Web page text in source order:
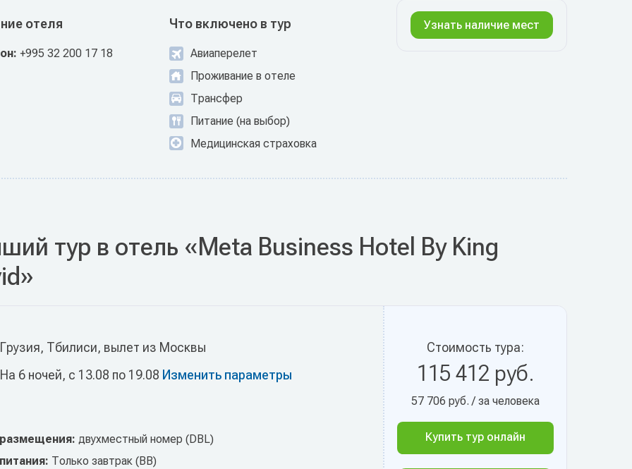
отеля
+995 32 200 17 18
Что включено в тур
Авиаперелет
Проживание в отеле
Трансфер
Питание (на выбор)
Медицинская страховка
Узнать наличие мест
тур в отель «Meta Business Hotel By King
Грузия, Тбилиси, вылет из Москвы
На 6 ночей, с 13.08 по 19.08 Изменить параметры
двухместный номер (DBL)
Только завтрак (BB)
Стоимость тура:
115 412 руб.
57 706 руб. / за человека
Купить тур онлайн